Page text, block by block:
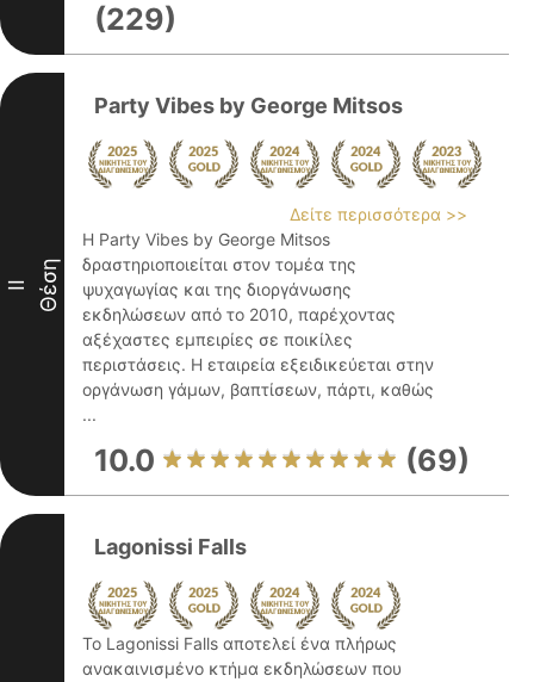
(229)
II Θέση
Party Vibes by George Mitsos
Δείτε περισσότερα >>
Η Party Vibes by George Mitsos
δραστηριοποιείται στον τομέα της
ψυχαγωγίας και της διοργάνωσης
εκδηλώσεων από το 2010, παρέχοντας
αξέχαστες εμπειρίες σε ποικίλες
περιστάσεις. Η εταιρεία εξειδικεύεται στην
οργάνωση γάμων, βαπτίσεων, πάρτι, καθώς
...
10.0 (69)
Lagonissi Falls
Το Lagonissi Falls αποτελεί ένα πλήρως
ανακαινισμένο κτήμα εκδηλώσεων που